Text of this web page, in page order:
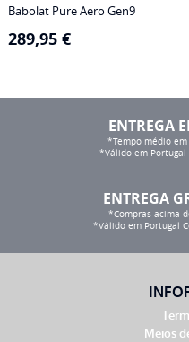
Babolat Pure Aero Gen9
289,95 €
ENTREGA
*Tempo médio
*Válido em Portugal
ENTREGA
*Compras acima
*Válido em Portugal
Meios